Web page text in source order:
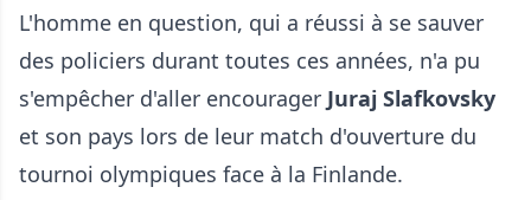
L'homme en question, qui a réussi à se sauver
des policiers durant toutes ces années, n'a pu
s'empêcher d'aller encourager Juraj Slafkovsky
et son pays lors de leur match d'ouverture du
tournoi olympiques face à la Finlande.